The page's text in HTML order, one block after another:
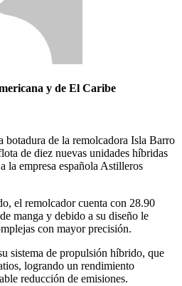
y de El Caribe
botadura de la remolcadora Isla Barro
de diez nuevas unidades híbridas
la empresa española Astilleros
el remolcador cuenta con 28.90
manga y debido a su diseño le
con mayor precisión.
sistema de propulsión híbrido, que
logrando un rendimiento
reducción de emisiones.